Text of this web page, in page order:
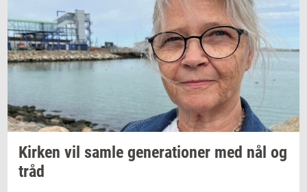
Kir­ken vil samle ge­ne­ra­tio­ner med nål og
tråd